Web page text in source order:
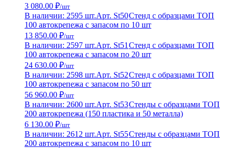
3 080.00 ₽/шт
В наличии: 2595 шт.Арт. St50Стенд с образцами ТОП
100 автокрепежа с запасом по 10 шт
13 850.00 ₽/шт
В наличии: 2597 шт.Арт. St51 Стенд с образцами ТОП
100 автокрепежа с запасом по 20 шт
24 630.00 ₽/шт
В наличии: 2598 шт.Арт. St52Стенд с образцами ТОП
100 автокрепежа с запасом по 50 шт
56 960.00 ₽/шт
В наличии: 2600 шт.Арт. St53Стенды с образцами ТОП
200 автокрепежа (150 пластика и 50 металла)
6 130.00 ₽/шт
В наличии: 2612 шт.Арт. St55Стенды с образцами ТОП
200 автокрепежа с запасом по 10 шт